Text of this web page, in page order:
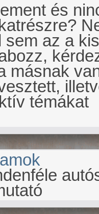
és
sem az a
másnak
témákat